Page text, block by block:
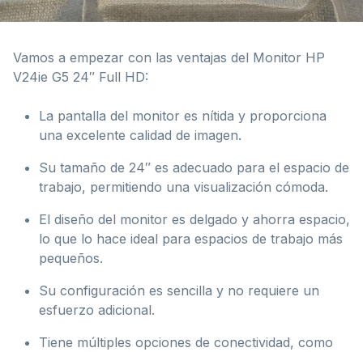
Vamos a empezar con las ventajas del Monitor HP
V24ie G5 24″ Full HD:
La pantalla del monitor es nítida y proporciona
una excelente calidad de imagen.
Su tamaño de 24″ es adecuado para el espacio de
trabajo, permitiendo una visualización cómoda.
El diseño del monitor es delgado y ahorra espacio,
lo que lo hace ideal para espacios de trabajo más
pequeños.
Su configuración es sencilla y no requiere un
esfuerzo adicional.
Tiene múltiples opciones de conectividad, como